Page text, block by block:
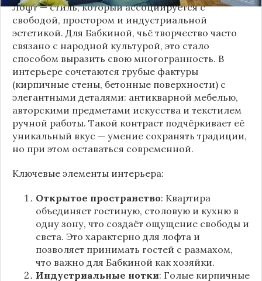
Лофт — стиль, который ассоциируется с
свободой, простором и индустриальной
эстетикой. Для Бабкиной, чьё творчество часто
связано с народной культурой, это стало
способом выразить свою многогранность. В
интерьере сочетаются грубые фактуры
(кирпичные стены, бетонные поверхности) с
элегантными деталями: антикварной мебелью,
авторскими предметами искусства и текстилем
ручной работы. Такой контраст подчёркивает её
уникальный вкус — умение сохранять традиции,
но при этом оставаться современной.
Ключевые элементы интерьера:
Открытое пространство: Квартира
объединяет гостиную, столовую и кухню в
одну зону, что создаёт ощущение свободы и
света. Это характерно для лофта и
позволяет принимать гостей с размахом,
что важно для Бабкиной как хозяйки.
Индустриальные нотки: Голые кирпичные